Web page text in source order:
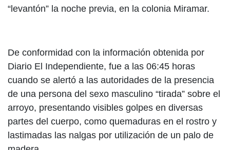
“levantón” la noche previa, en la colonia Miramar.
De conformidad con la información obtenida por
Diario El Independiente, fue a las 06:45 horas
cuando se alertó a las autoridades de la presencia
de una persona del sexo masculino “tirada” sobre el
arroyo, presentando visibles golpes en diversas
partes del cuerpo, como quemaduras en el rostro y
lastimadas las nalgas por utilización de un palo de